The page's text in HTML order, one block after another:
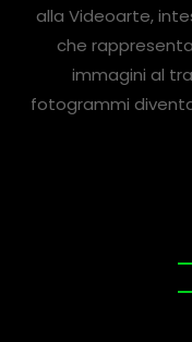
alla Videoarte,
che
immagini al
fotogrammi